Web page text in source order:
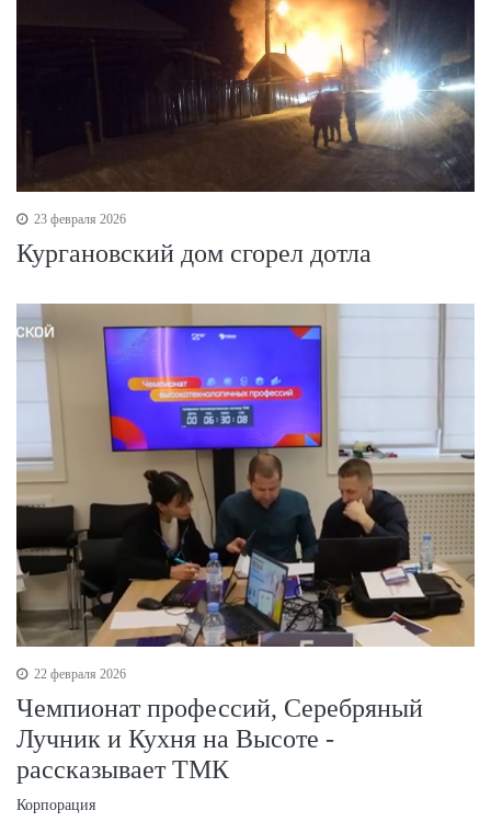
23 февраля 2026
Кургановский дом сгорел дотла
22 февраля 2026
Чемпионат профессий, Серебряный
Лучник и Кухня на Высоте -
рассказывает ТМК
Корпорация